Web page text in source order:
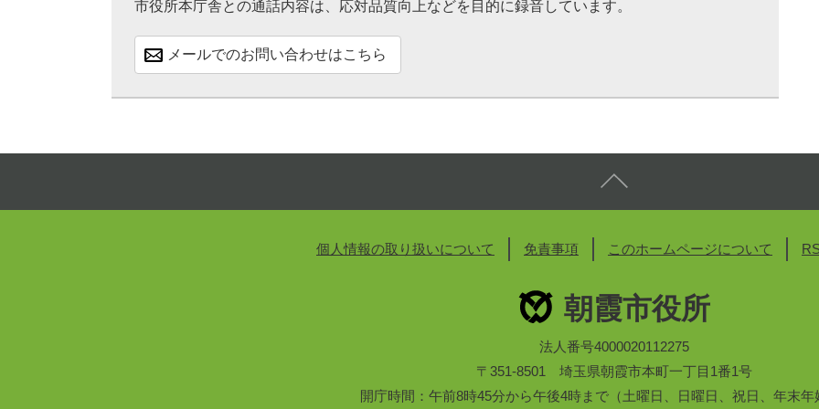
市役所本庁舎との通話内容は、応対品質向上などを目的に録音しています。
メールでのお問い合わせはこちら
個人情報の取り扱いについて 免責事項 このホームページについて
朝霞市役所
法人番号4000020112275
〒351-8501 埼玉県朝霞市本町一丁目1番1号
開庁時間：午前8時45分から午後4時まで（土曜日、日曜日、祝日、年末年